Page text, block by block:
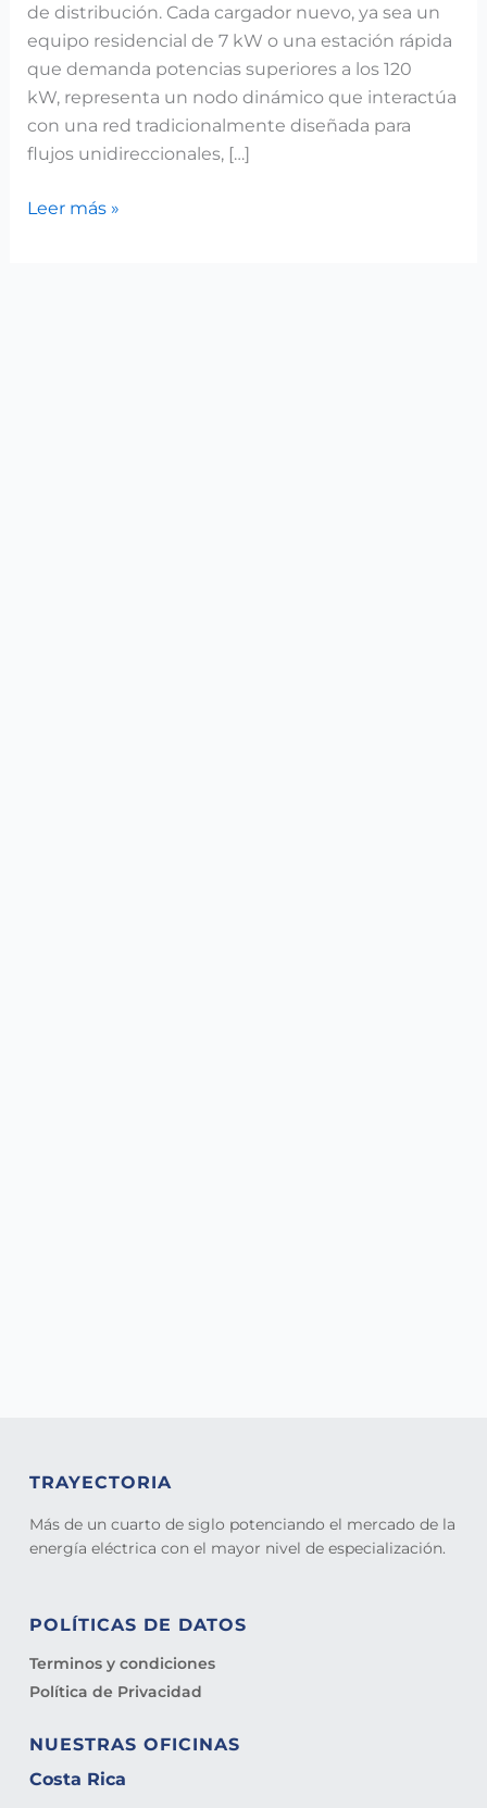
de distribución. Cada cargador nuevo, ya sea un
equipo residencial de 7 kW o una estación rápida
que demanda potencias superiores a los 120
kW, representa un nodo dinámico que interactúa
con una red tradicionalmente diseñada para
flujos unidireccionales, […]
Leer más »
TRAYECTORIA
Más de un cuarto de siglo potenciando el mercado de la
energía eléctrica con el mayor nivel de especialización.
POLÍTICAS DE DATOS
Terminos y condiciones
Política de Privacidad
NUESTRAS OFICINAS
Costa Rica